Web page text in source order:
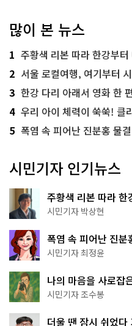
많이 본 뉴스
1 주황색 리본 따라 한강부터 메타
2 서울 로컬여행, 여기부터
3 한강 다리 아래서 영화 한
4 우리 아이 체력이 쑥쑥! 클
5 폭염 속 피어난 진분홍 물
시민기자 인기뉴스
주황색 리본 따라
서울둘레길 15코스
시민기자 박상현
폭염 속 피어난 진
무 명소
시민기자 최정윤
나의 마음을 사로잡
상작 공개!
시민기자 조수봉
더울 땐 잠시 쉬었